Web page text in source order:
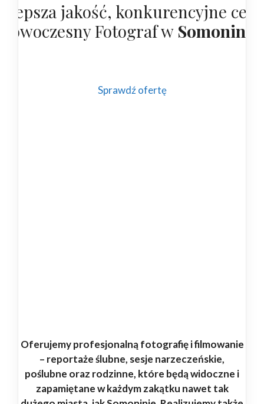
jakość, konkurencyjne ceny
Fotograf w Somoninie
Sprawdź ofertę
Oferujemy profesjonalną fotografię i filmowanie
– reportaże ślubne, sesje narzeczeńskie,
poślubne oraz rodzinne, które będą widoczne i
zapamiętane w każdym zakątku nawet tak